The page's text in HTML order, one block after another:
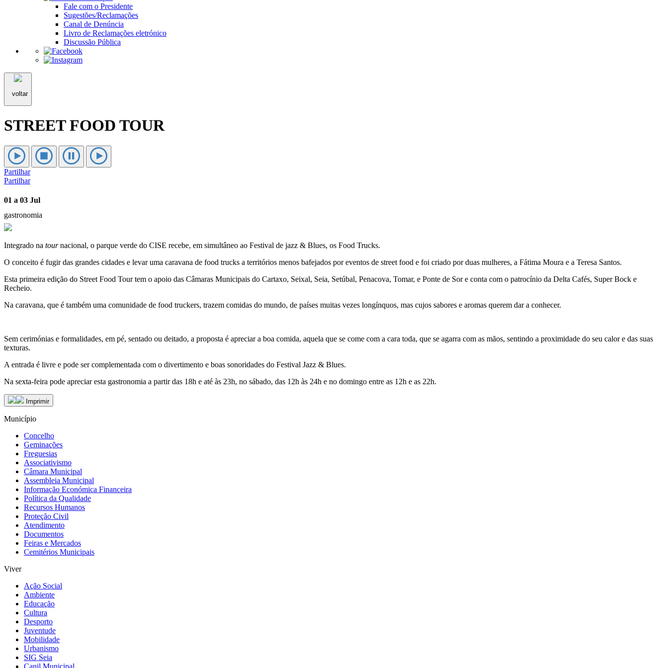
Fale com o Presidente
Sugestões/Reclamações
Canal de Denúncia
Livro de Reclamações eletrónico
Discussão Pública
voltar
STREET FOOD TOUR
Partilhar
Partilhar
01 a 03 Jul
gastronomia
Integrado na tournacional, o parque verde do CISE recebe, em simultâneo ao Festival de jazz & Blues, os Food Trucks.
O conceito é fugir das grandes cidades e levar uma caravana de food trucks a territórios menos bafejados por eventos de street food e foi criado por duas mulheres, a Fátima Moura e a Teresa Santos.
Esta primeira edição do Street Food Tour tem o apoio das Câmaras Municipais do Cartaxo, Seixal, Seia, Setúbal, Penacova, Tomar, e Ponte de Sor e conta com o patrocínio da Delta Cafés, Super Bock e
Recheio.
Na caravana, que é também uma comunidade de food truckers, trazem comidas do mundo, de países muitas vezes longínquos, mas cujos sabores e aromas querem dar a conhecer.
Sem cerimónias e formalidades, em pé, sentado ou deitado, a proposta é apreciar a boa comida, aquela que se come com a cara toda, que se agarra com as mãos, sentindo a proximidade do seu calor e das suas
texturas.
A entrada é livre e pode ser complementada com o divertimento e boas sonoridades do Festival Jazz & Blues.
Na sexta-feira pode apreciar esta gastronomia a partir das 18h e até às 23h, no sábado, das 12h às 24h e no domingo entre as 12h e as 22h.
Imprimir
Município
Concelho
Geminações
Freguesias
Associativismo
Câmara Municipal
Assembleia Municipal
Informação Económica Financeira
Política da Qualidade
Recursos Humanos
Proteção Civil
Atendimento
Documentos
Feiras e Mercados
Cemitérios Municipais
Viver
Ação Social
Ambiente
Educação
Cultura
Desporto
Juventude
Mobilidade
Urbanismo
SIG Seia
Canil Municipal